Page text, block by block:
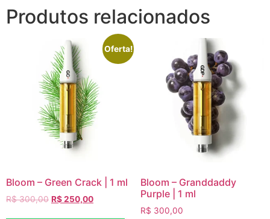
Produtos relacionados
Oferta!
Bloom – Green Crack | 1 ml
R$300,00 R$250,00
Bloom – Granddaddy
Purple | 1 ml
R$ 300,00